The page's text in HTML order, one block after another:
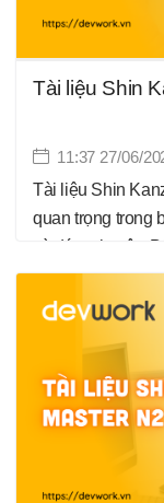
Tài liệu Shin
11:37 27/06/
Tài liệu Shin
quan trọng trong
và đáng tin cậy.
kỹ năng đọc và
cấp các bài đọc
mô tả về bộ đọc